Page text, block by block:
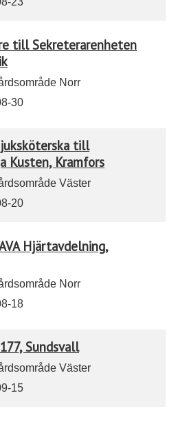
till Sekreterarenheten
Norr
30
till
Kusten, Kramfors
Väster
20
Hjärtavdelning,
Norr
18
Sundsvall
Väster
15